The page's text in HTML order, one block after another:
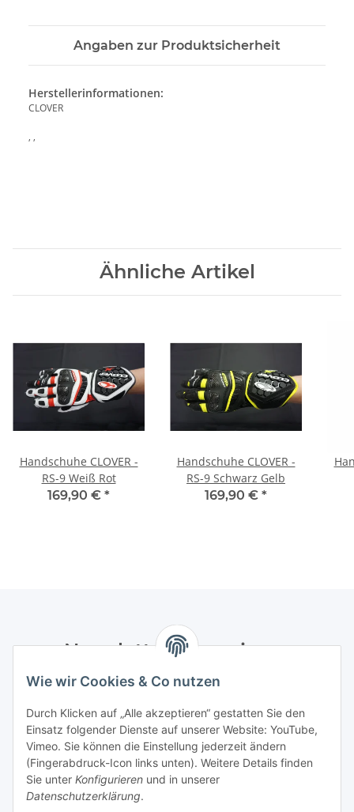
Wie wir Cookies & Co nutzen
Durch Klicken auf „Alle akzeptieren“ gestatten Sie den
Einsatz folgender Dienste auf unserer Website: YouTube,
Vimeo. Sie können die Einstellung jederzeit ändern
(Fingerabdruck-Icon links unten). Weitere Details finden
Sie unter Konfigurieren und in unserer
Datenschutzerklärung.
Angaben zur Produktsicherheit
Herstellerinformationen:
CLOVER
, ,
Ähnliche Artikel
Handschuhe CLOVER -
RS-9 Weiß Rot
169,90 € *
Handschuhe CLOVER -
RS-9 Schwarz Gelb
169,90 € *
Newsletter Abonnieren
Bitte senden Sie mir entsprechend Ihrer
Informationen zu Ihrem Produktsortiment per E-Mail zu.
Abonnieren
Newsletter Abonnieren